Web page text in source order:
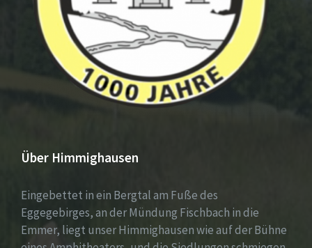
Über Himmighausen
Eingebettet in ein Bergtal am Fuße des
Eggegebirges, an der Mündung Fischbach in die
Emmer, liegt unser Himmighausen wie auf der Bühne